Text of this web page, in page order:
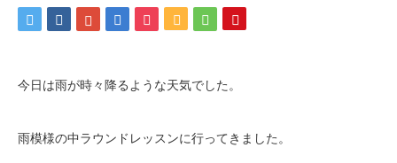
今日は雨が時々降るような天気でした。
雨模様の中ラウンドレッスンに行ってきました。